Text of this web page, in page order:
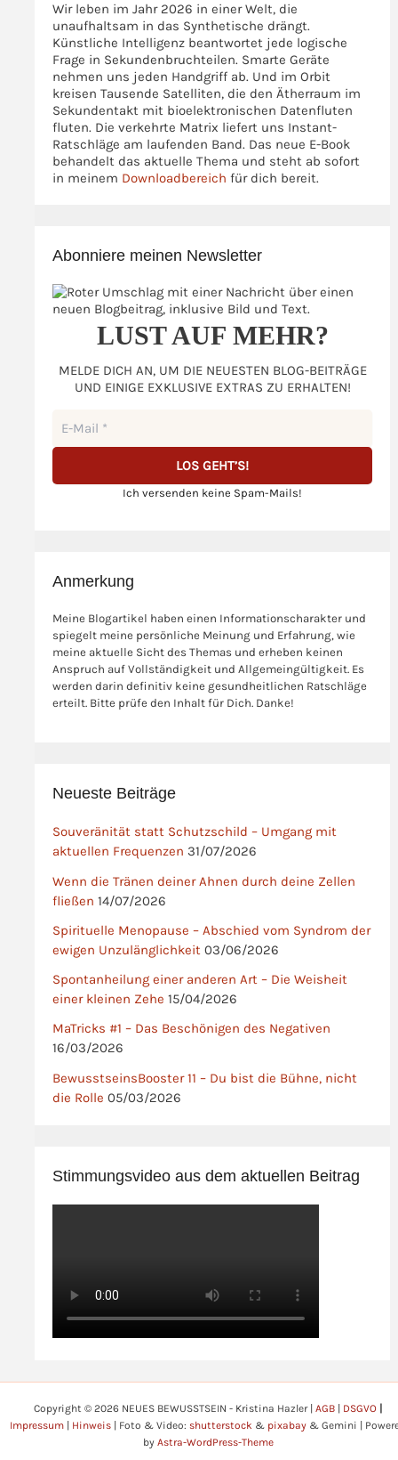
Wir leben im Jahr 2026 in einer Welt, die
unaufhaltsam in das Synthetische drängt.
Künstliche Intelligenz beantwortet jede logische
Frage in Sekundenbruchteilen. Smarte Geräte
nehmen uns jeden Handgriff ab. Und im Orbit
kreisen Tausende Satelliten, die den Ätherraum im
Sekundentakt mit bioelektronischen Datenfluten
fluten. Die verkehrte Matrix liefert uns Instant-
Ratschläge am laufenden Band. Das neue E-Book
behandelt das aktuelle Thema und steht ab sofort
in meinem Downloadbereich für dich bereit.
Abonniere meinen Newsletter
LUST AUF MEHR?
MELDE DICH AN, UM DIE NEUESTEN BLOG-BEITRÄGE
UND EINIGE EXKLUSIVE EXTRAS ZU ERHALTEN!
Ich versenden keine Spam-Mails!
Anmerkung
Meine Blogartikel haben einen Informationscharakter und
spiegelt meine persönliche Meinung und Erfahrung, wie
meine aktuelle Sicht des Themas und erheben keinen
Anspruch auf Vollständigkeit und Allgemeingültigkeit. Es
werden darin definitiv keine gesundheitlichen Ratschläge
erteilt. Bitte prüfe den Inhalt für Dich. Danke!
Neueste Beiträge
Souveränität statt Schutzschild – Umgang mit
aktuellen Frequenzen 31/07/2026
Wenn die Tränen deiner Ahnen durch deine Zellen
fließen 14/07/2026
Spirituelle Menopause – Abschied vom Syndrom der
ewigen Unzulänglichkeit 03/06/2026
Spontanheilung einer anderen Art – Die Weisheit
einer kleinen Zehe 15/04/2026
MaTricks #1 – Das Beschönigen des Negativen
16/03/2026
BewusstseinsBooster 11 – Du bist die Bühne, nicht
die Rolle 05/03/2026
Stimmungsvideo aus dem aktuellen Beitrag
Copyright © 2026 NEUES BEWUSSTSEIN - Kristina Hazler | AGB DSGVO
Impressum
Hinweis | Foto & Video: shutterstock & pixabay & Gemini |
by Astra-WordPress-Theme